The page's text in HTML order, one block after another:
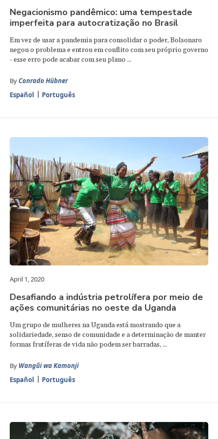
Negacionismo pandêmico: uma tempestade
imperfeita para autocratização no Brasil
Em vez de usar a pandemia para consolidar o poder, Bolsonaro
negou o problema e entrou em conflito com seu próprio governo
- esse erro pode acabar com seu plano ...
ByConrado Hübner
Español
Português
April 1, 2020
Desafiando a indústria petrolífera por meio de
ações comunitárias no oeste da Uganda
Um grupo de mulheres na Uganda está mostrando que a
solidariedade, senso de comunidade e a determinação de manter
formas frutíferas de vida não podem ser barradas, ...
By Wangũi wa Kamonji
Español
Português